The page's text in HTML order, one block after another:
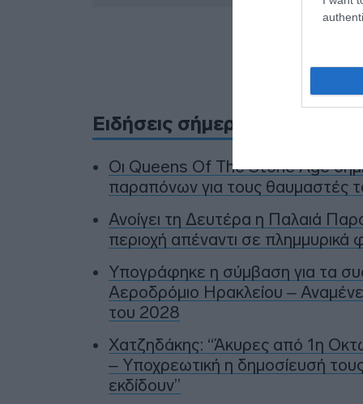
Ειδήσεις σήμερα
Οι Queens Of The Stone Age
παραπόνων για τους θαυμαστές
Ανοίγει τη Δευτέρα η Παλαιά
περιοχή απέναντι σε πλημμυρικά
Υπογράφηκε η σύμβαση για τα
Αεροδρόμιο Ηρακλείου –
του 2028
Χατζηδάκης: “Άκυρες από 1η
– Υποχρεωτική η δημοσίευσή
εκδίδουν”